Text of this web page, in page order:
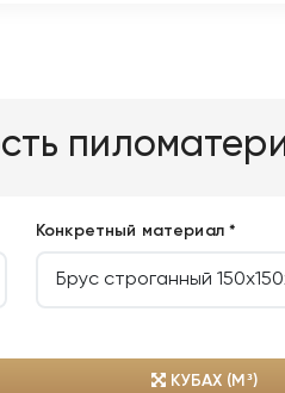
Конкретный материал *
КУБАХ (М³)